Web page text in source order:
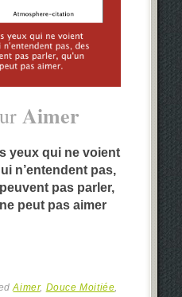
Aimer
yeux qui ne voient
n’entendent pas,
pas parler,
peut pas aimer
Aimer, Douce Moitiée